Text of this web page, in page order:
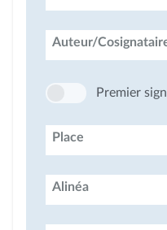
Auteur/
Premier
Place
Alinéa